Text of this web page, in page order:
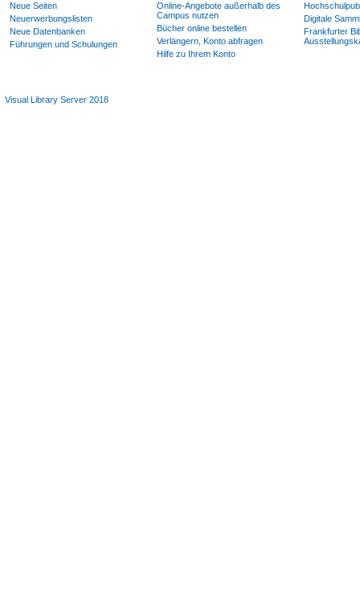
Neue Seiten
Neuerwerbungslisten
Neue Datenbanken
Führungen und Schulungen
Online-Angebote außerhalb des
Campus nutzen
Bücher online bestellen
Verlängern, Konto abfragen
Hilfe zu Ihrem Konto
Digitale
Frankfurter
Visual Library Server 2018